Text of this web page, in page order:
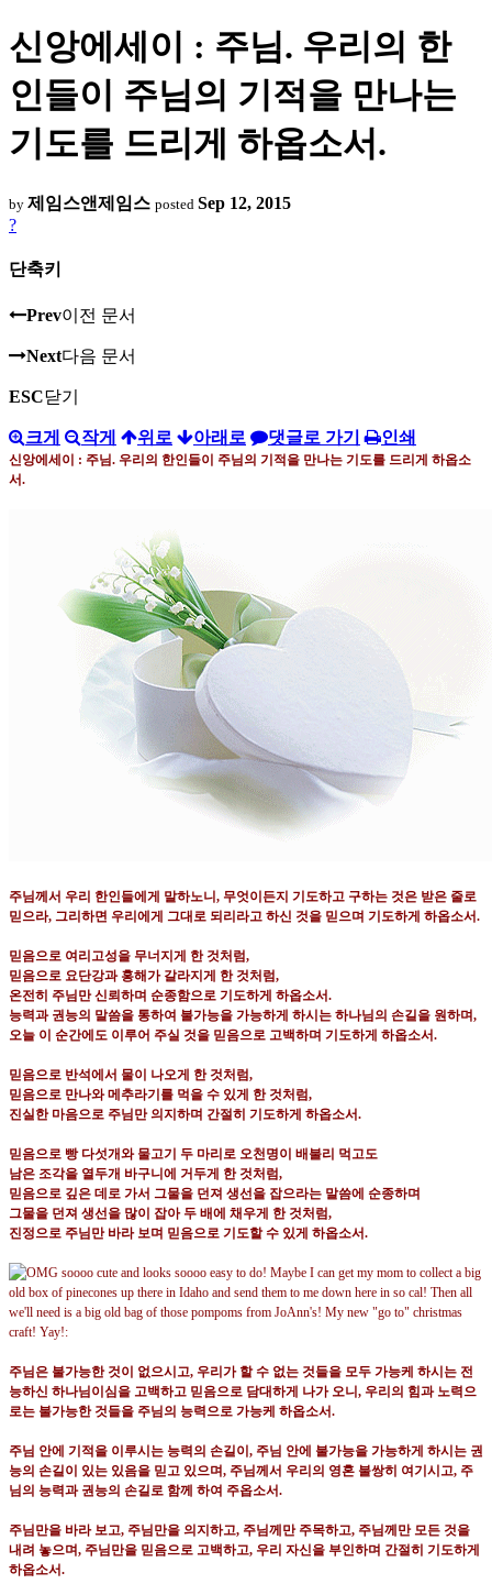
신앙에세이 : 주님. 우리의 한
인들이 주님의 기적을 만나는
기도를 드리게 하옵소서.
by 제임스앤제임스 posted Sep 12, 2015
?
단축키
Prev이전 문서
Next다음 문서
ESC닫기
크게 작게 위로 아래로 댓글로 가기 인쇄
신앙에세이 : 주님. 우리의 한인들이 주님의 기적을 만나는 기도를 드리게 하옵소
서.
주님께서 우리 한인들에게 말하노니 , 무엇이든지 기도하고 구하는 것은 받은 줄로
믿으라, 그리하면 우리에게 그대로 되리라고 하신 것을 믿으며 기도하게 하옵소서.
믿음으로 여리고성을 무너지게 한 것처럼,
믿음으로 요단강과 홍해가 갈라지게 한 것처럼,
온전히 주님만 신뢰하며 순종함으로 기도하게 하옵소서.
능력과 권능의 말씀을 통하여 불가능을 가능하게 하시는 하나님의 손길을 원하며,
오늘 이 순간에도 이루어 주실 것을 믿음으로 고백하며 기도하게 하옵소서.
믿음으로 반석에서 물이 나오게 한 것처럼,
믿음으로 만나와 메추라기를 먹을 수 있게 한 것처럼,
진실한 마음으로 주님만 의지하며 간절히 기도하게 하옵소서.
믿음으로 빵 다섯개와 물고기 두 마리로 오천명이 배불리 먹고도
남은 조각을 열두개 바구니에 거두게 한 것처럼,
믿음으로 깊은 데로 가서 그물을 던져 생선을 잡으라는 말씀에 순종하며
그물을 던져 생선을 많이 잡아 두 배에 채우게 한 것처럼,
진정으로 주님만 바라 보며 믿음으로 기도할 수 있게 하옵소서.
주님은 불가능한 것이 없으시고, 우리가 할 수 없는 것들을 모두 가능케 하시는 전
능하신 하나님이심을 고백하고 믿음으로 담대하게 나가 오니 , 우리의 힘과 노력으
로는 불가능한 것들을 주님의 능력으로 가능케 하옵소서.
주님 안에 기적을 이루시는 능력의 손길이 , 주님 안에 불가능을 가능하게 하시는 권
능의 손길이 있는 있음을 믿고 있으며, 주님께서 우리의 영혼 불쌍히 여기시고, 주
님의 능력과 권능의 손길로 함께 하여 주옵소서.
주님만을 바라 보고, 주님만을 의지하고, 주님께만 주목하고, 주님께만 모든 것을
내려 놓으며, 주님만을 믿음으로 고백하고, 우리 자신을 부인하며 간절히 기도하게
하옵소서.